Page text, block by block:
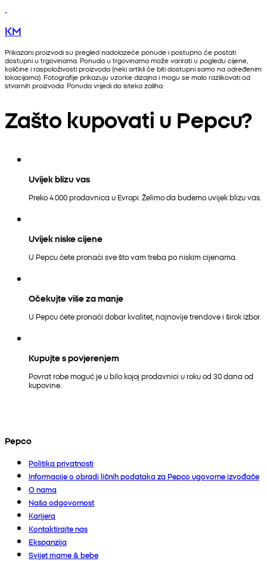
KM
Prikazani proizvodi su pregled nadolazeće ponude i postupno će postati
dostupni u trgovinama. Ponuda u trgovinama može varirati u pogledu cijene,
količine i raspoloživosti proizvoda (neki artikli će biti dostupni samo na određenim
lokacijama). Fotografije prikazuju uzorke dizajna i mogu se malo razlikovati od
stvarnih proizvoda. Ponuda vrijedi do isteka zaliha.
Zašto kupovati u Pepcu?
Uvijek blizu vas
Preko 4.000 prodavnica u Evropi. Želimo da budemo uvijek blizu vas.
Uvijek niske cijene
U Pepcu ćete pronaći sve što vam treba po niskim cijenama.
Očekujte više za manje
U Pepcu ćete pronaći dobar kvalitet, najnovije trendove i širok izbor.
Kupujte s povjerenjem
Povrat robe moguć je u bilo kojoj prodavnici u roku od 30 dana od
kupovine.
Pepco
Politika privatnosti
Informacije o obradi ličnih podataka za Pepco ugovorne izvođače
O nama
Naša odgovornost
Karijera
Kontaktirajte nas
Ekspanzija
Svijet mame & bebe